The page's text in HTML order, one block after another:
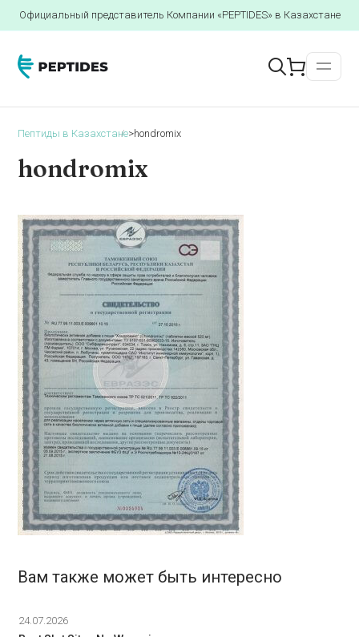
Официальный представитель Компании «PEPTIDES» в Казахстане
Пептиды в Казахстане>hondromix
hondromix
Вам также может быть интересно
24.07.2026